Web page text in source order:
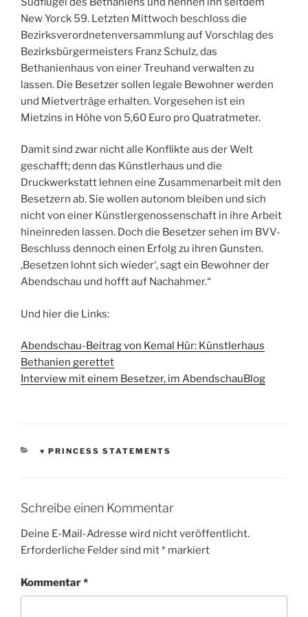
New Yorck 59. Letzten Mittwoch beschloss die
Bezirksverordnetenversammlung auf Vorschlag des
Bezirksbürgermeisters Franz Schulz, das
Bethanienhaus von einer Treuhand verwalten zu
lassen. Die Besetzer sollen legale Bewohner werden
und Mietverträge erhalten. Vorgesehen ist ein
Mietzins in Höhe von 5,60 Euro pro Quatratmeter.
Damit sind zwar nicht alle Konflikte aus der Welt
geschafft; denn das Künstlerhaus und die
Druckwerkstatt lehnen eine Zusammenarbeit mit den
Besetzern ab. Sie wollen autonom bleiben und sich
nicht von einer Künstlergenossenschaft in ihre Arbeit
hineinreden lassen. Doch die Besetzer sehen im BVV-
Beschluss dennoch einen Erfolg zu ihren Gunsten.
‚Besetzen lohnt sich wieder‘, sagt ein Bewohner der
Abendschau und hofft auf Nachahmer.“
Und hier die Links:
Abendschau-Beitrag von Kemal Hür: Künstlerhaus
Bethanien gerettet
Interview mit einem Besetzer, im AbendschauBlog
KATEGORIEN
♥ PRINCESS STATEMENTS
Schreibe einen Kommentar
Deine E-Mail-Adresse wird nicht veröffentlicht.
Erforderliche Felder sind mit* markiert
Kommentar*